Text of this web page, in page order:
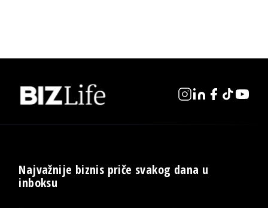
Najvažnije biznis priče svakog dana u
inboksu